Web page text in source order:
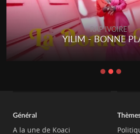
RAP IVOIRE
YILIM - BONNE
Général
A la une de Koaci